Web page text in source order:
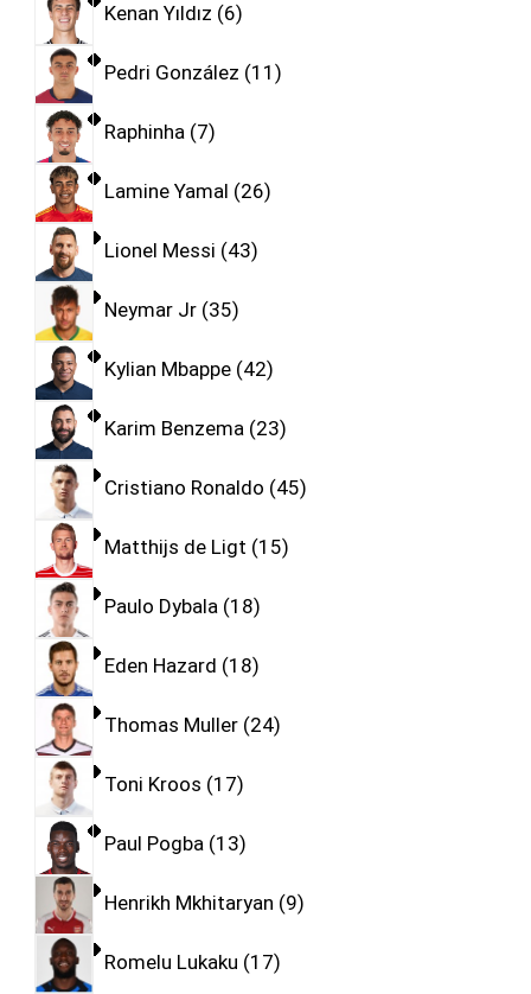
Kenan Yıldız 6
Pedri González 11
Raphinha 7
Lamine Yamal 26
Lionel Messi 43
Neymar Jr 35
Kylian Mbappe 42
Karim Benzema 23
Cristiano Ronaldo 45
Matthijs de Ligt 15
Paulo Dybala 18
Eden Hazard 18
Thomas Muller 24
Toni Kroos 17
Paul Pogba 13
Henrikh Mkhitaryan 9
Romelu Lukaku 17